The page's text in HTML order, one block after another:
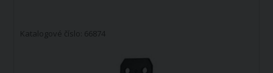
Katalogové číslo: 66874